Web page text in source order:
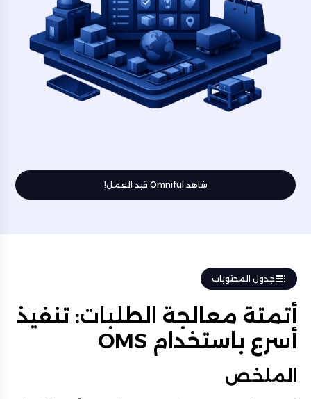
شاهد Omniful قيد العمل!
جدول المحتويات
أتمتة معالجة الطلبات: تنفيذ
أسرع باستخدام OMS
الملخص